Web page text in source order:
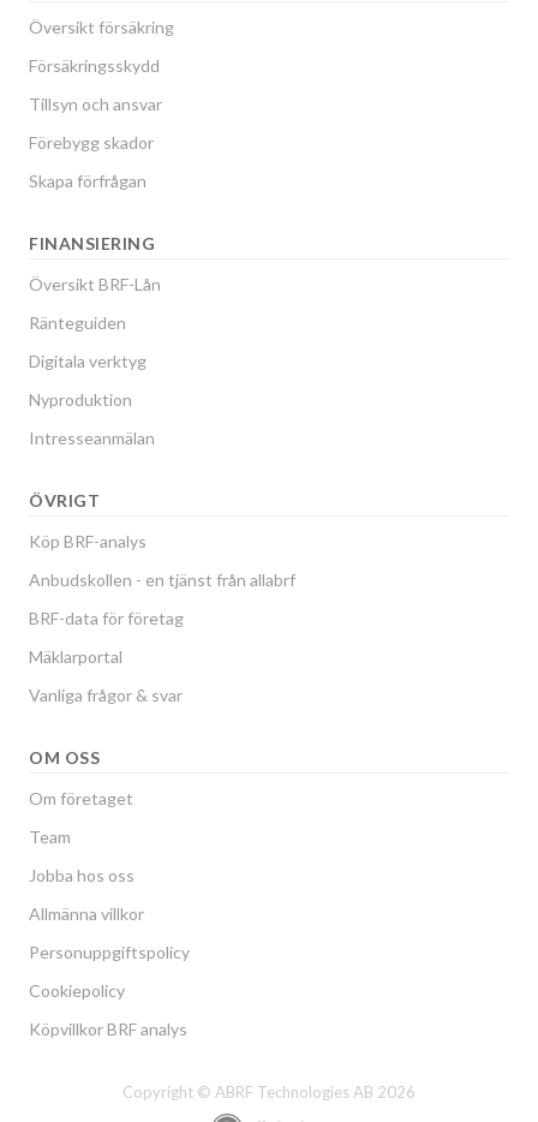
Översikt försäkring
Försäkringsskydd
Tillsyn och ansvar
Förebygg skador
Skapa förfrågan
FINANSIERING
Översikt BRF-Lån
Ränteguiden
Digitala verktyg
Nyproduktion
Intresseanmälan
ÖVRIGT
Köp BRF-analys
Anbudskollen - en tjänst från allabrf
BRF-data för företag
Mäklarportal
Vanliga frågor & svar
OM OSS
Om företaget
Team
Jobba hos oss
Allmänna villkor
Personuppgiftspolicy
Cookiepolicy
Köpvillkor BRF analys
Copyright © ABRF Technologies AB 2026